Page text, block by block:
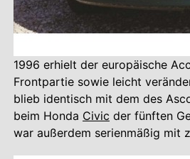
1996 erhielt der europäische
Frontpartie sowie leicht
blieb identisch mit dem des
beim Honda Civic der fünften
war außerdem serienmäßig mit